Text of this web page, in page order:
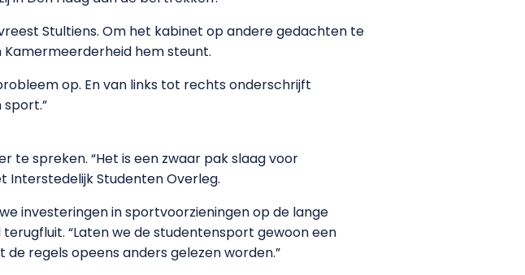
Stultiens. Om het kabinet op andere gedachten te
hem steunt.
op. En van links tot rechts onderschrijft
te spreken. “Het is een zwaar pak slaag voor
Interstedelijk Studenten Overleg.
investeringen in sportvoorzieningen op de lange
“Laten we de studentensport gewoon een
regels opeens anders gelezen worden.”